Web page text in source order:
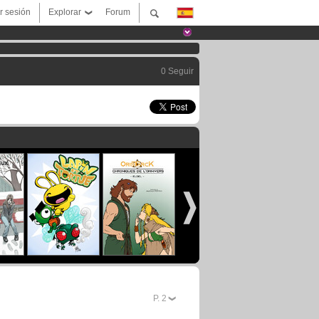
Forum
Explorar
sesión
0 Seguir
P. 2